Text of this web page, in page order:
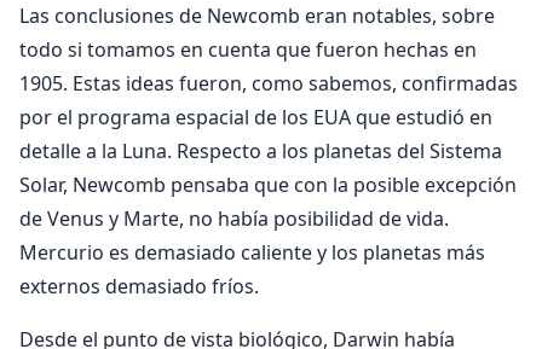
Las conclusiones de Newcomb eran notables, sobre
todo si tomamos en cuenta que fueron hechas en
1905. Estas ideas fueron, como sabemos, confirmadas
por el programa espacial de los EUA que estudió en
detalle a la Luna. Respecto a los planetas del Sistema
Solar, Newcomb pensaba que con la posible excepción
de Venus y Marte, no había posibilidad de vida.
Mercurio es demasiado caliente y los planetas más
externos demasiado fríos.
Desde el punto de vista biológico, Darwin había